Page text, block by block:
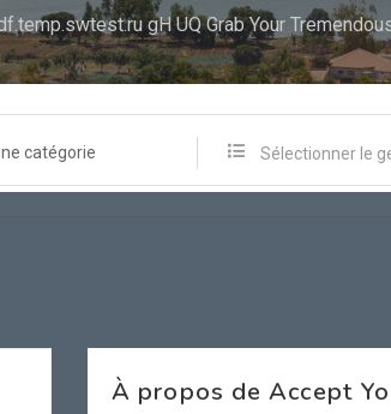
gH UQ Grab Your
catégorie Sélectionner le
À propos de Accept